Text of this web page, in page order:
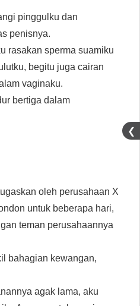
pinggulku dan
penisnya.
rasakan sperma suamiku
begitu juga cairan
vaginaku.
bertiga dalam
oleh perusahaan X
untuk beberapa hari,
teman perusahaannya
bahagian kewangan,
agak lama, aku
❮